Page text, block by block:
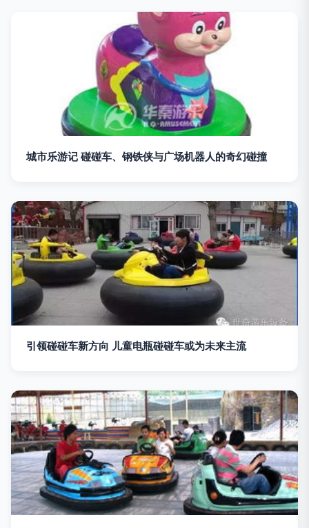
城市乐游记 碰碰车、钢铁侠与广场机器人的奇幻碰撞
引领碰碰车新方向 儿童电瓶碰碰车或为未来主流